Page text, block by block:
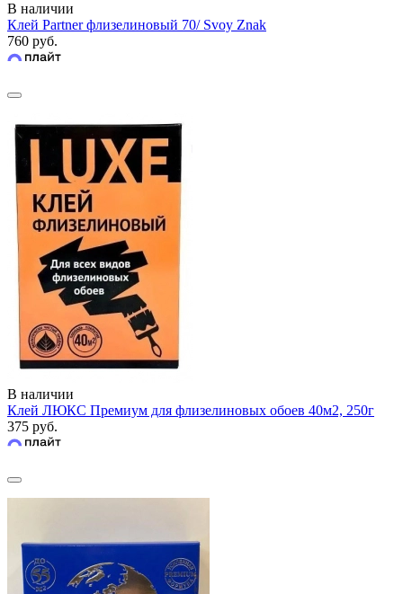
В наличии
Клей Partner флизелиновый 70/ Svoy Znak
760 руб.
В наличии
Клей ЛЮКС Премиум для флизелиновых обоев 40м2, 250г
375 руб.